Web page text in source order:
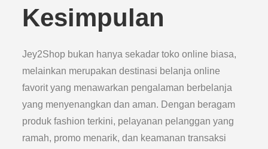
Kesimpulan
Jey2Shop bukan hanya sekadar toko online biasa,
melainkan merupakan destinasi belanja online
favorit yang menawarkan pengalaman berbelanja
yang menyenangkan dan aman. Dengan beragam
produk fashion terkini, pelayanan pelanggan yang
ramah, promo menarik, dan keamanan transaksi